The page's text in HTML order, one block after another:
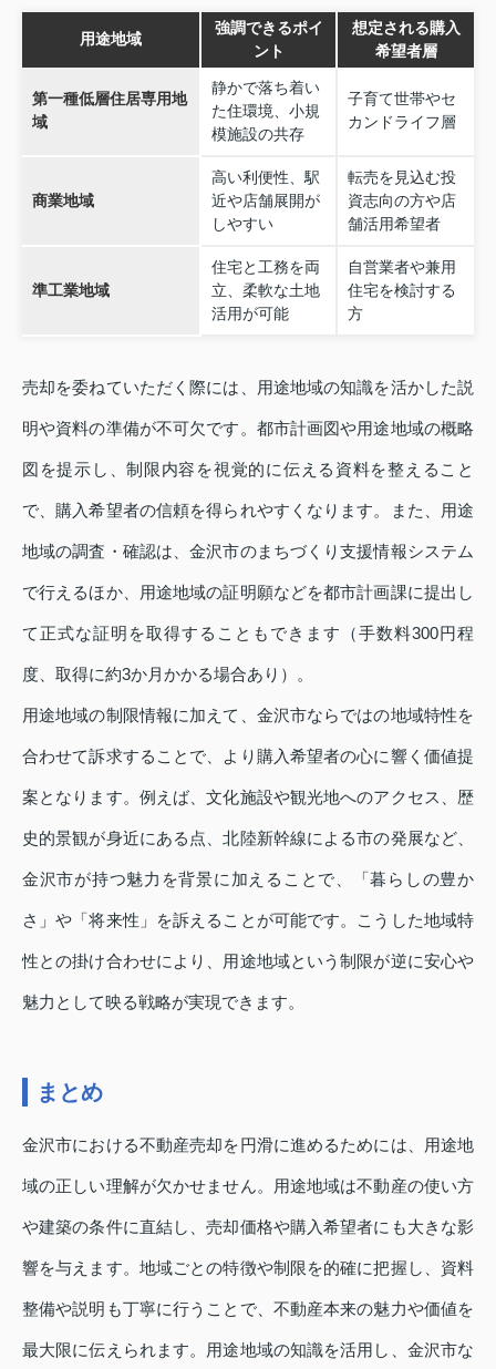
用途地域
強調できるポイ
ント
想定される購入
希望者層
第一種低層住居専用地
域
静かで落ち着い
た住環境、小規
模施設の共存
子育て世帯やセ
カンドライフ層
商業地域
高い利便性、駅
近や店舗展開が
しやすい
転売を見込む投
資志向の方や店
舗活用希望者
準工業地域
住宅と工務を両
立、柔軟な土地
活用が可能
自営業者や兼用
住宅を検討する
方
売却を委ねていただく際には、用途地域の知識を活かした説
明や資料の準備が不可欠です。都市計画図や用途地域の概略
図を提示し、制限内容を視覚的に伝える資料を整えること
で、購入希望者の信頼を得られやすくなります。また、用途
地域の調査・確認は、金沢市のまちづくり支援情報システム
で行えるほか、用途地域の証明願などを都市計画課に提出し
て正式な証明を取得することもできます（手数料300円程
度、取得に約3か月かかる場合あり）。
用途地域の制限情報に加えて、金沢市ならではの地域特性を
合わせて訴求することで、より購入希望者の心に響く価値提
案となります。例えば、文化施設や観光地へのアクセス、歴
史的景観が身近にある点、北陸新幹線による市の発展など、
金沢市が持つ魅力を背景に加えることで、「暮らしの豊か
さ」や「将来性」を訴えることが可能です。こうした地域特
性との掛け合わせにより、用途地域という制限が逆に安心や
魅力として映る戦略が実現できます。
まとめ
金沢市における不動産売却を円滑に進めるためには、用途地
域の正しい理解が欠かせません。用途地域は不動産の使い方
や建築の条件に直結し、売却価格や購入希望者にも大きな影
響を与えます。地域ごとの特徴や制限を的確に把握し、資料
整備や説明も丁寧に行うことで、不動産本来の魅力や価値を
最大限に伝えられます。用途地域の知識を活用し、金沢市な